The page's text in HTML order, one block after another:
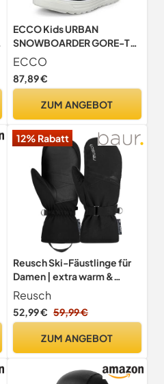
ECCO Kids URBAN
SNOWBOARDER GORE-TEX
Warmfutter NIGHT SKY 32
ECCO
87,89 €
ZUM ANGEBOT
12% Rabatt
Reusch Ski-Fäustlinge für
Damen | extra warm &
wasserdicht mit Softshell
Reusch
52,99 € 59,99 €
ZUM ANGEBOT